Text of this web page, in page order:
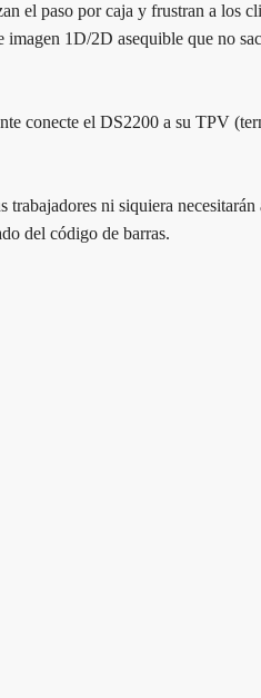
el paso por caja y frustran a los
imagen 1D/2D asequible que no
conecte el DS2200 a su TPV
trabajadores ni siquiera
del código de barras.